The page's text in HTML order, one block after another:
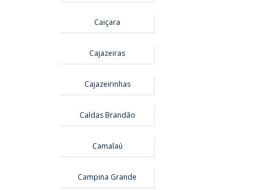
Caiçara
Cajazeiras
Cajazeirinhas
Caldas Brandão
Camalaú
Campina Grande